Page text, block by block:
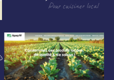
Pour cuisiner local